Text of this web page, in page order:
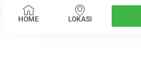
HOME LOKASI